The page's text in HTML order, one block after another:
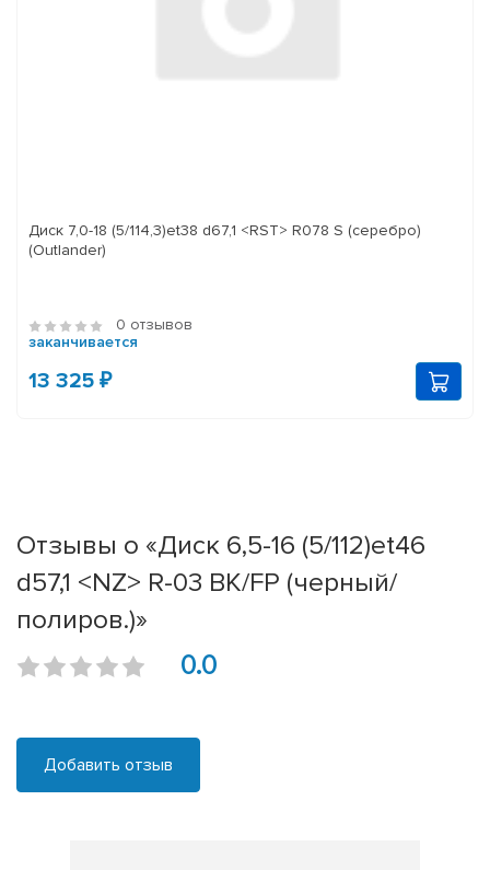
Диск 7,0-18 (5/114,3)et38 d67,1 <RST> R078 S (серебро)
(Outlander)
0 отзывов
заканчивается
13 325 ₽
Отзывы о «Диск 6,5-16 (5/112)et46
d57,1 <NZ> R-03 BK/FP (черный/
полиров.)»
0.0
Добавить отзыв